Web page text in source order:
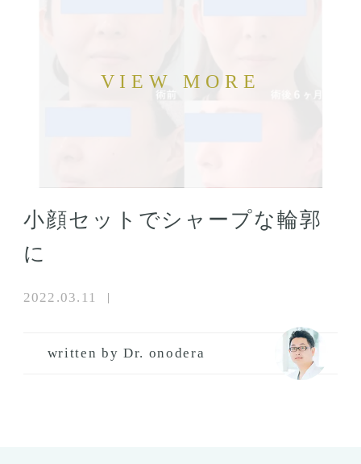
小顔セットでシャープな輪郭
に
2022.03.11
written by Dr. onodera